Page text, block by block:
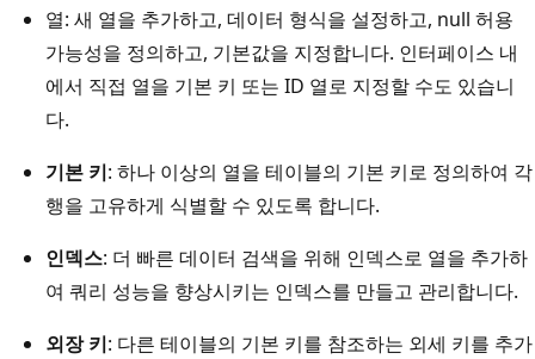
열: 새 열을 추가하고, 데이터 형식을 설정하고, null 허용
가능성을 정의하고, 기본값을 지정합니다. 인터페이스 내
에서 직접 열을 기본 키 또는 ID 열로 지정할 수도 있습니
다.
기본 키: 하나 이상의 열을 테이블의 기본 키로 정의하여 각
행을 고유하게 식별할 수 있도록 합니다.
인덱스: 더 빠른 데이터 검색을 위해 인덱스로 열을 추가하
여 쿼리 성능을 향상시키는 인덱스를 만들고 관리합니다.
외장 키: 다른 테이블의 기본 키를 참조하는 외세 키를 추가